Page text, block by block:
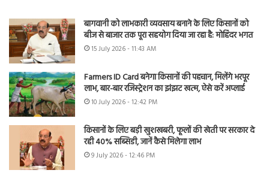
बागवानी को लाभकारी व्यवसाय बनाने के लिए किसानों को
बीज से बाजार तक पूरा सहयोग दिया जा रहा है: मोहिंदर भगत
15 July 2026 - 11:43 AM
Farmers ID Card बनेगा किसानों की पहचान, मिलेंगे भरपूर
लाभ, बार-बार रजिस्ट्रेशन का झंझट खत्म, ऐसे करें अप्लाई
10 July 2026 - 12:42 PM
किसानों के लिए बड़ी खुशखबरी, फूलों की खेती पर सरकार दे
रही 40% सब्सिडी, जानें कैसे मिलेगा लाभ
9 July 2026 - 12:46 PM